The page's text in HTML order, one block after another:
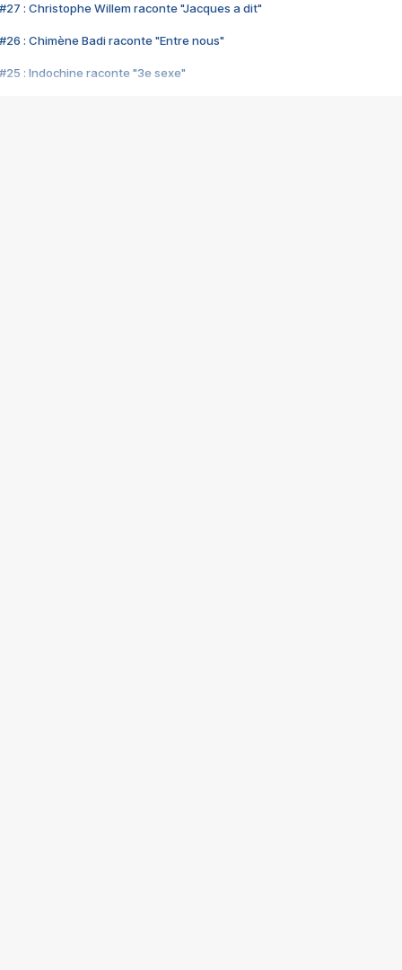
#27 : Christophe Willem raconte "Jacques a dit"
#26 : Chimène Badi raconte "Entre nous"
#25 : Indochine raconte "3e sexe"